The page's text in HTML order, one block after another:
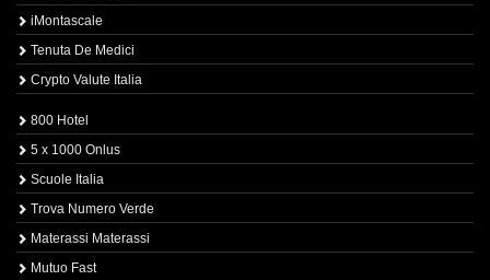
iMontascale
Tenuta De Medici
Crypto Valute Italia
800 Hotel
5 x 1000 Onlus
Scuole Italia
Trova Numero Verde
Materassi Materassi
Mutuo Fast